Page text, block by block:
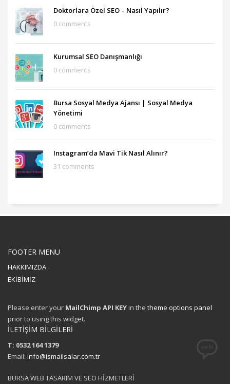
Doktorlara Özel SEO – Nasıl Yapılır?
0 comments
Kurumsal SEO Danışmanlığı
0 comments
Bursa Sosyal Medya Ajansı‎ | Sosyal Medya
Yönetimi
0 comments
Instagram’da Mavi Tik Nasıl Alınır?
31 comments
FOOTER MENU
HAKKIMIZDA
EKİBİMİZ
Please enter your MailChimp API KEY in the theme options panel
prior to using this widget.
İLETİŞİM BİLGİLERİ
T: 0532 164 1379
Email: info@ismailsalar.com.tr
BURSA WEB TASARIM VE SEO HİZMETLERİ